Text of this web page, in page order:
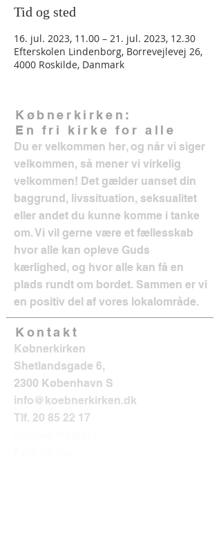
Tid og sted
16. jul. 2023, 11.00 – 21. jul. 2023, 12.30
Efterskolen Lindenborg, Borrevejlevej 26,
4000 Roskilde, Danmark
Købnerkirken:
En fri kirke for alle
Du er velkommen her, og når vi siger
velkommen, så mener vi virkelig
velkommen! Det gælder uanset din
baggrund, livssituation, seksualitet
eller andet du kunne komme i tanke
om. Vi vil gerne være et fællesskab
hvor alle kan opleve Guds
kærlighed, og hvor alle kan få en
plads rundt om bordet. Sammen er vi
en positiv del af vores lokalområde.
Kontakt
Købnerkirken
Shetlandsgade 6,
2300 København S
info@koebnerkirken.dk
Tlf. 20 85 22 17